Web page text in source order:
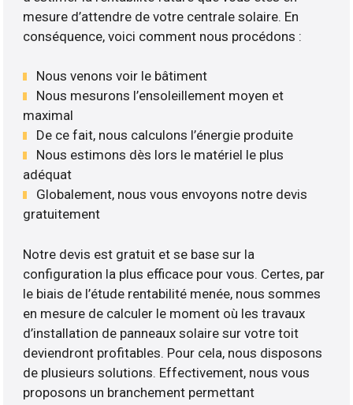
mesure d’attendre de votre centrale solaire. En
conséquence, voici comment nous procédons :
Nous venons voir le bâtiment
Nous mesurons l’ensoleillement moyen et
maximal
De ce fait, nous calculons l’énergie produite
Nous estimons dès lors le matériel le plus
adéquat
Globalement, nous vous envoyons notre devis
gratuitement
Notre devis est gratuit et se base sur la
configuration la plus efficace pour vous. Certes, par
le biais de l’étude rentabilité menée, nous sommes
en mesure de calculer le moment où les travaux
d’installation de panneaux solaire sur votre toit
deviendront profitables. Pour cela, nous disposons
de plusieurs solutions. Effectivement, nous vous
proposons un branchement permettant